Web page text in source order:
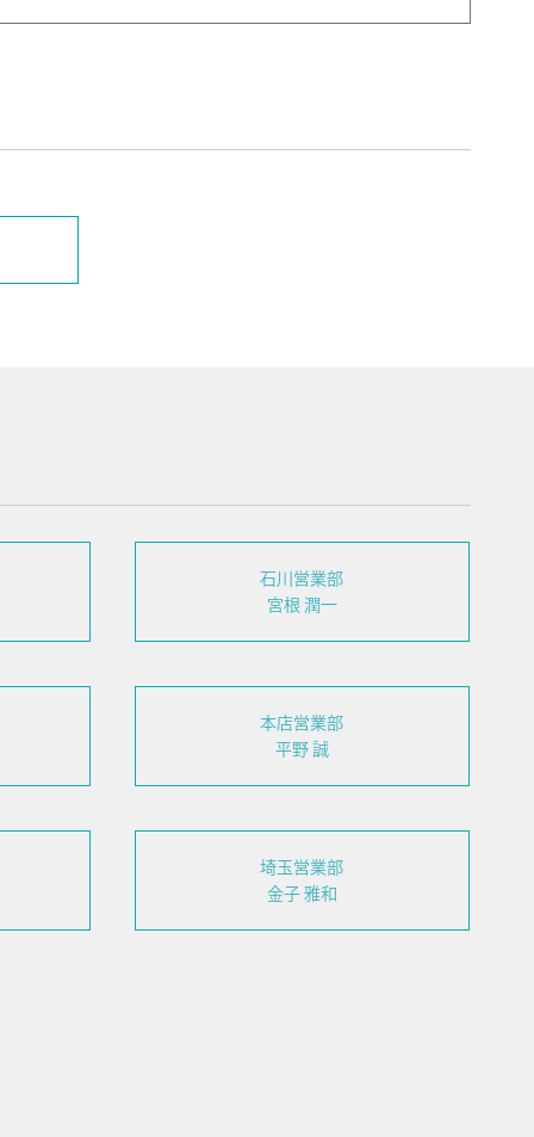
石川営業部
宮根 潤一
本店営業部
平野 誠
埼玉営業部
金子 雅和